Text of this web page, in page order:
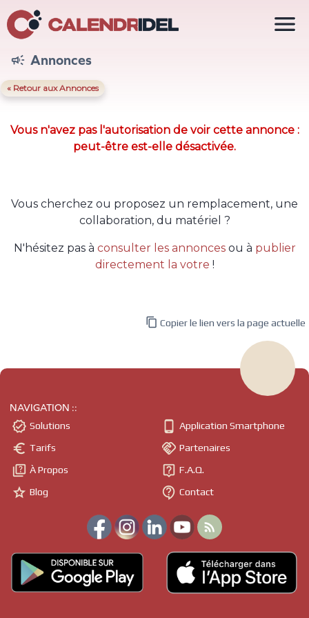
 Annonces
« Retour aux Annonces
Vous n'avez pas l'autorisation de voir cette annonce :
peut-être est-elle désactivée.
Vous cherchez ou proposez un remplacement, une
collaboration, du matériel ?
N'hésitez pas à consulter les annoncesou à publier
directement la votre !

 Copier le lien vers la page actuelle
NAVIGATION ::
 Solutions
 Tarifs
 À Propos
 Blog
 Application Smartphone
 Partenaires
 F.A.Q.
 Contact
